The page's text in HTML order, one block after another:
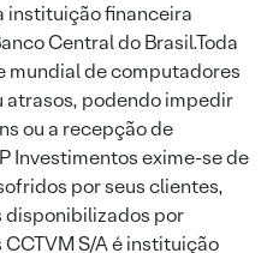
financeira
Central do Brasil.Toda
mundial de computadores
atrasos, podendo impedir
ou a recepção de
Investimentos exime-se de
por seus clientes,
disponibilizados por
S/A é instituição